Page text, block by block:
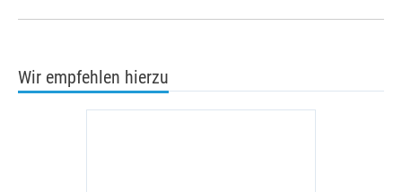
Wir empfehlen hierzu